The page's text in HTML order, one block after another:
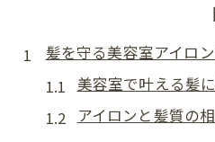
髪を守る美容室アイロ
美容室で叶える髪
アイロンと髪質の